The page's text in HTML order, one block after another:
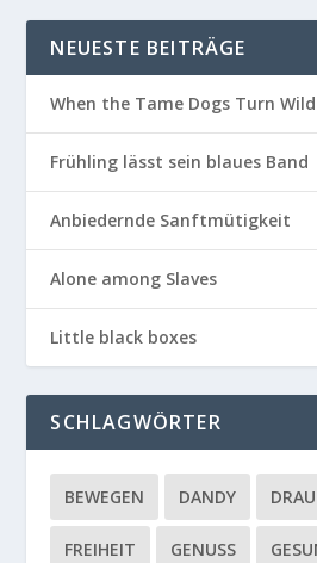
NEUESTE BEITRÄGE
When the Tame Dogs Turn Wild
Frühling lässt sein blaues Band
Anbiedernde Sanftmütigkeit
Alone among Slaves
Little black boxes
SCHLAGWÖRTER
BEWEGEN DANDY
FREIHEIT GENUSS